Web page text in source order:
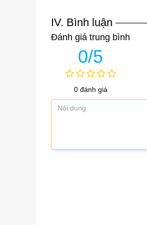
IV. Bình luận
Đánh giá trung bình
0/5
0 đánh giá